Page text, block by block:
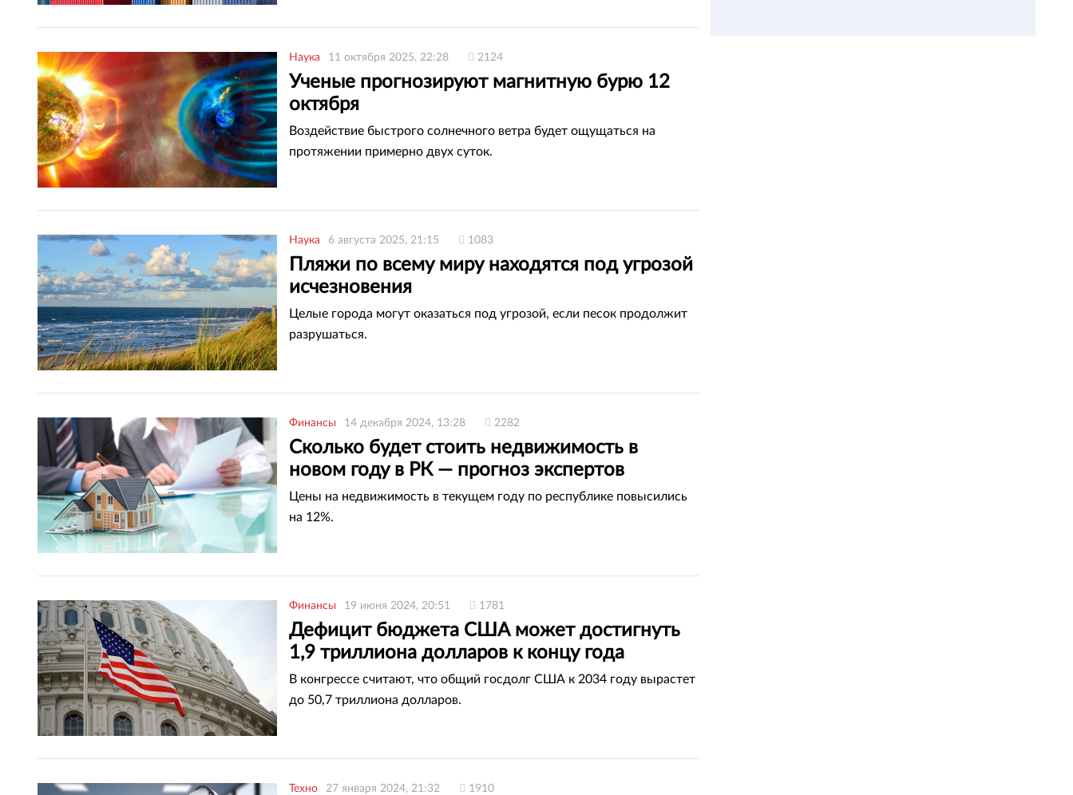
Наука 11 октября 2025, 22:28 2124
Ученые прогнозируют магнитную бурю 12
октября
Воздействие быстрого солнечного ветра будет ощущаться на
протяжении примерно двух суток.
Наука 6 августа 2025, 21:15 1083
Пляжи по всему миру находятся под угрозой
исчезновения
Целые города могут оказаться под угрозой, если песок продолжит
разрушаться.
Финансы 14 декабря 2024, 13:28 2282
Сколько будет стоить недвижимость в
новом году в РК — прогноз экспертов
Цены на недвижимость в текущем году по республике повысились
на 12%.
Финансы 19 июня 2024, 20:51 1781
Дефицит бюджета США может достигнуть
1,9 триллиона долларов к концу года
В конгрессе считают, что общий госдолг США к 2034 году вырастет
до 50,7 триллиона долларов.
Техно 27 января 2024, 21:32 1910